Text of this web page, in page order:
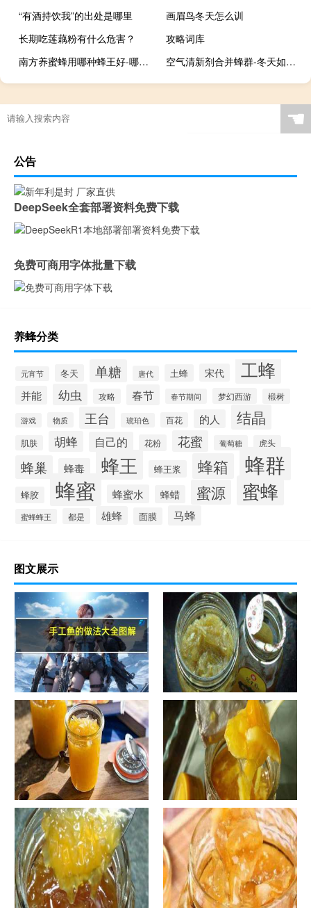
“有酒持饮我”的出处是哪里
画眉鸟冬天怎么训
长期吃莲藕粉有什么危害？
攻略词库
南方养蜜蜂用哪种蜂王好-哪里买中国蜂后最好？
空气清新剂合并蜂群-冬天如何合并蜜蜂最安全？
☚
公告
DeepSeek全套部署资料免费下载
免费可商用字体批量下载
养蜂分类
元宵节 冬天 单糖 唐代 土蜂 宋代 工蜂
并能 幼虫 攻略 春节 春节期间 梦幻西游 椴树
游戏 物质 王台 琥珀色 百花 的人 结晶
肌肤 胡蜂 自己的 花粉 花蜜 葡萄糖 虎头
蜂巢 蜂毒 蜂王 蜂王浆 蜂箱 蜂群
蜂胶 蜂蜜 蜂蜜水 蜂蜡 蜜源 蜜蜂
蜜蜂蜂王 都是 雄蜂 面膜 马蜂
图文展示
手工鱼的做法大全图解
蜂蜜柚子茶的正确做法-蜂蜜柚
子茶的浸泡方法有哪些？
自制蜂蜜柚子茶-蜂蜜柚子茶有
哪些正确的做法？
自制蜂蜜柚子茶-蜂蜜柚子茶如
何正确饮用？